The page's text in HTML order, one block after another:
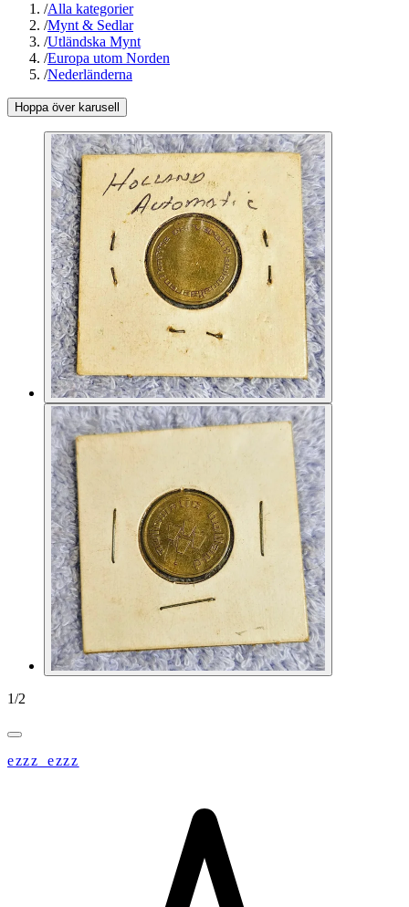
/Alla kategorier
/Mynt & Sedlar
/Utländska Mynt
/Europa utom Norden
/Nederländerna
Hoppa över karusell
1/2
ezzz_ezzz